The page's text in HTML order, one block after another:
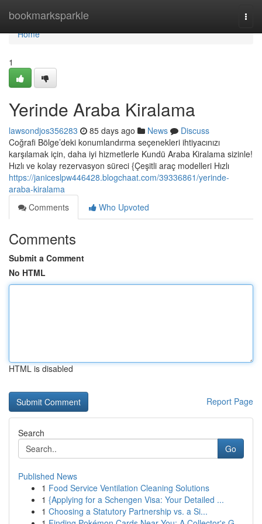
bookmarksparkle
Home
Home
1
Yerinde Araba Kiralama
lawsondjos356283 85 days ago News
Discuss
Coğrafi Bölge’deki konumlandırma seçenekleri ihtiyacınızı
karşılamak için, daha iyi hizmetlerle Kundü Araba Kiralama sizinle!
Hızlı ve kolay rezervasyon süreci {Çeşitli araç modelleri Hızlı
https://janiceslpw446428.blogchaat.com/39336861/yerinde-
araba-kiralama
Comments
Who Upvoted
Comments
Submit a Comment
No HTML
HTML is disabled
Report Page
Search
Go
Published News
1 Food Service Ventilation Cleaning Solutions
1 {Applying for a Schengen Visa: Your Detailed ...
1 Choosing a Statutory Partnership vs. a Si...